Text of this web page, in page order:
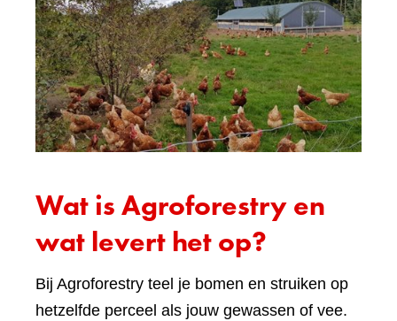
Wat is Agroforestry en
wat levert het op?
Bij Agroforestry teel je bomen en struiken op
hetzelfde perceel als jouw gewassen of vee.